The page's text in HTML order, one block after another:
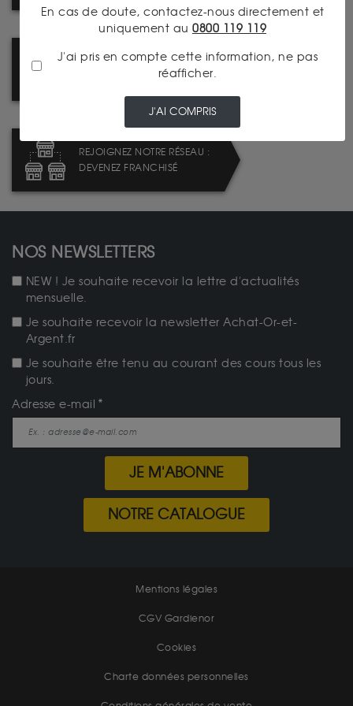
NOUVEAU : CATALOGUE
REJOIGNEZ NOTRE RÉSEAU :
DEVENEZ FRANCHISÉ
NOS NEWSLETTERS
NEW ! Je souhaite recevoir la lettre d'actualités
mensuelle.
Je souhaite recevoir la newsletter Achat-Or-et-
Argent.fr
Je souhaite être tenu au courant des cours tous les
jours.
Adresse e-mail
JE M'ABONNE
NOTRE CATALOGUE
Mentions légales
CGV Gardienor
Cookies
Charte données personnelles
En cas de doute, contactez-nous directement et
uniquement au 0800 119 119
J'ai pris en compte cette information, ne pas
réafficher.
J'AI COMPRIS